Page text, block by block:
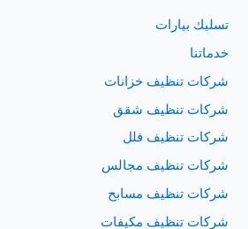
تسليك بيارات
خدماتنا
شركات تنظيف خزانات
شركات تنظيف شقق
شركات تنظيف فلل
شركات تنظيف مجالس
شركات تنظيف مسابح
شركات تنظيف مكيفات